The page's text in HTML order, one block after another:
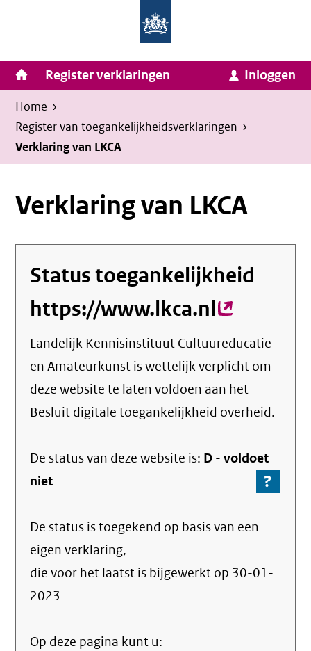
inhoud
van
Zaken
Koninkrijksrelaties
Homepage
van
Invulassistent
Toegankelijkheidsverklaring
Toegankelijkheidsverklaring
Hoofdnavigatie
Register verklaringen Inloggen
Kruimelpad
U
bevindt
zich
hier:
Home ›
Register van toegankelijkheids­verklaringen ›
Verklaring van LKCA
Verklaring van LKCA
Status toegankelijkheid
https://www.lkca.nl(externe
link)
Landelijk Kennisinstituut Cultuureducatie
en Amateurkunst is wettelijk verplicht om
deze website te laten voldoen aan het
Besluit digitale toegankelijkheid overheid.
De status van dezewebsite is: D -voldoet
niet
?
Ga
over
De status is toegekend op basis van een
eigen verklaring,
die voor het laatst is bijgewerkt op 30-01-
2023
Op deze pagina kunt u: